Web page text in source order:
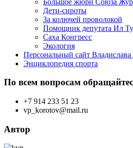
Дети-сироты
За колючей проволокой
Помощник депутата Ил
Саха Конгресс
Экология
Персональный сайт Владислава
Энциклопедия спорта
По всем вопросам
+7 914 233 51 23
vp_korotov@mail.ru
Автор